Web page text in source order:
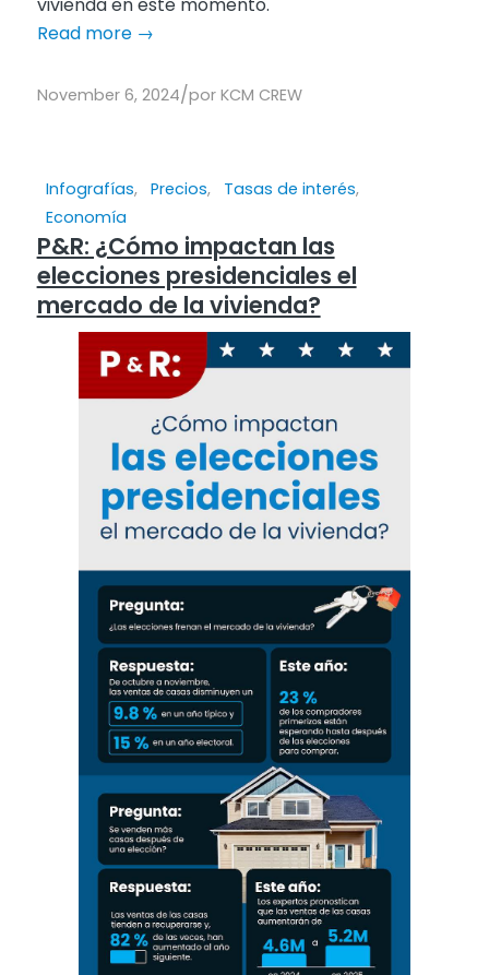
Read more→
November 6, 2024/por KCM CREW
Infografías, Precios, Tasas de interés,
Economía
P&R: ¿Cómo impactan las
elecciones presidenciales el
mercado de la vivienda?